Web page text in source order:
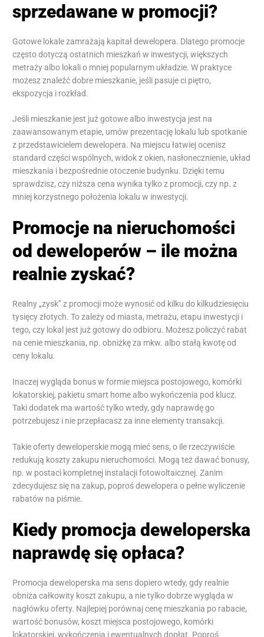
sprzedawane w promocji?
Gotowe lokale zamrażają kapitał dewelopera. Dlatego promocje
często dotyczą ostatnich mieszkań w inwestycji, większych
metraży albo lokali o mniej popularnym układzie. W praktyce
możesz znaleźć dobre mieszkanie, jeśli pasuje ci piętro,
ekspozycja i rozkład.
Jeśli mieszkanie jest już gotowe albo inwestycja jest na
zaawansowanym etapie, umów prezentację lokalu lub spotkanie
z przedstawicielem dewelopera. Na miejscu łatwiej ocenisz
standard części wspólnych, widok z okien, nasłonecznienie, układ
mieszkania i bezpośrednie otoczenie budynku. Dzięki temu
sprawdzisz, czy niższa cena wynika tylko z promocji, czy np. z
mniej korzystnego położenia lokalu w inwestycji.
Promocje na nieruchomości
od deweloperów – ile można
realnie zyskać?
Realny „zysk” z promocji może wynosić od kilku do kilkudziesięciu
tysięcy złotych. To zależy od miasta, metrażu, etapu inwestycji i
tego, czy lokal jest już gotowy do odbioru. Możesz policzyć rabat
na cenie mieszkania, np. obniżkę za mkw. albo stałą kwotę od
ceny lokalu.
Inaczej wygląda bonus w formie miejsca postojowego, komórki
lokatorskiej, pakietu smart home albo wykończenia pod klucz.
Taki dodatek ma wartość tylko wtedy, gdy naprawdę go
potrzebujesz i nie przepłacasz za inne elementy transakcji.
Takie oferty deweloperskie mogą mieć sens, o ile rzeczywiście
redukują koszty zakupu nieruchomości. Mogą też dawać bonusy,
np. w postaci kompletnej instalacji fotowoltaicznej. Zanim
zdecydujesz się na zakup, poproś dewelopera o pełne wyliczenie
rabatów na piśmie.
Kiedy promocja deweloperska
naprawdę się opłaca?
Promocja deweloperska ma sens dopiero wtedy, gdy realnie
obniża całkowity koszt zakupu, a nie tylko dobrze wygląda w
nagłówku oferty. Najlepiej porównaj cenę mieszkania po rabacie,
wartość bonusów, koszt miejsca postojowego, komórki
lokatorskiej, wykończenia i ewentualnych dopłat. Poproś